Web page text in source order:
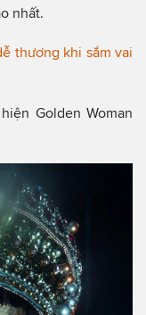
nhất.
thương khi sắm vai
Golden Woman